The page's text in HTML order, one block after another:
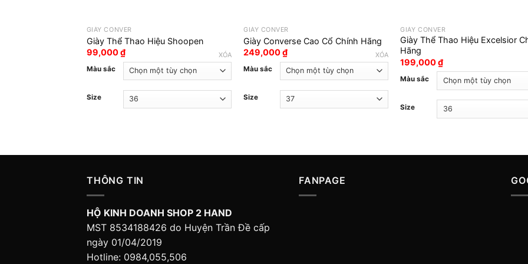
GIÀY CONVER
Giày Thể Thao Hiệu Shoopen
99,000₫
Màu sắc
Size
XÓA
GIÀY CONVER
Giày Converse Cao Cổ Chính Hãng
249,000₫
Màu sắc
Size
XÓA
GIÀY CONVER
Giày Thể Thao Hiệu Excelsior
Hãng
199,000₫
Màu sắc
Size
THÔNG TIN
HỘ KINH DOANH SHOP 2 HAND
MST 8534188426 do Huyện Trần Đề cấp
ngày 01/04/2019
Hotline: 0984,055,506
FANPAGE